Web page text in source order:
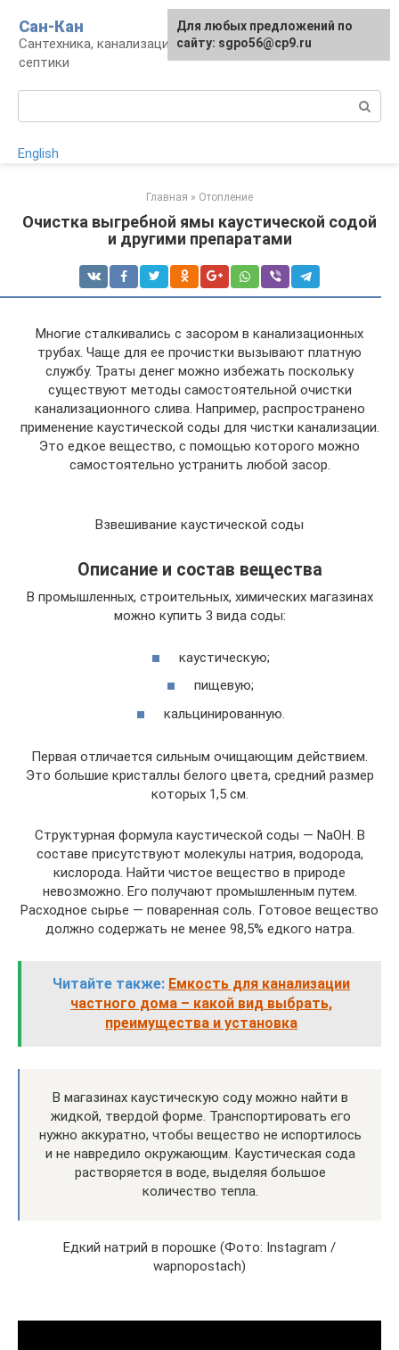
контенту
Сан-Кан
Сантехника, канализация, водопровод,
септики
English
Главная » Отопление
Очистка выгребной ямы каустической содой
и другими препаратами
Многие сталкивались с засором в канализационных
трубах. Чаще для ее прочистки вызывают платную
службу. Траты денег можно избежать поскольку
существуют методы самостоятельной очистки
канализационного слива. Например, распространено
применение каустической соды для чистки канализации.
Это едкое вещество, с помощью которого можно
самостоятельно устранить любой засор.
Взвешивание каустической соды
Описание и состав вещества
В промышленных, строительных, химических магазинах
можно купить 3 вида соды:
каустическую;
пищевую;
кальцинированную.
Первая отличается сильным очищающим действием.
Это большие кристаллы белого цвета, средний размер
которых 1,5 см.
Структурная формула каустической соды — NaOH. В
составе присутствуют молекулы натрия, водорода,
кислорода. Найти чистое вещество в природе
невозможно. Его получают промышленным путем.
Расходное сырье — поваренная соль. Готовое вещество
должно содержать не менее 98,5% едкого натра.
Читайте также: Емкость для канализации
частного дома – какой вид выбрать,
преимущества и установка
В магазинах каустическую соду можно найти в
жидкой, твердой форме. Транспортировать его
нужно аккуратно, чтобы вещество не испортилось
и не навредило окружающим. Каустическая сода
растворяется в воде, выделяя большое
количество тепла.
Едкий натрий в порошке (Фото: Instagram /
wapnopostach)
Для любых предложений по
сайту: sgpo56@cp9.ru